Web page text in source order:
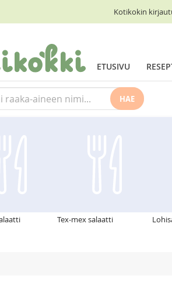
Kotikokin
ETUSIVU
HAE
myös
Tex-mex salaatti